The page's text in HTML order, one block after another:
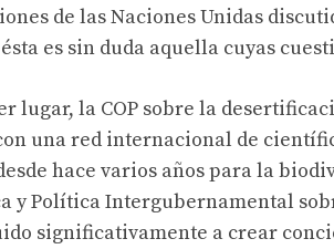
de las Naciones Unidas
ésta es sin duda aquella cuyas
lugar, la COP sobre la
una red internacional de
hace varios años para la
y Política Intergubernamental
significativamente a crear